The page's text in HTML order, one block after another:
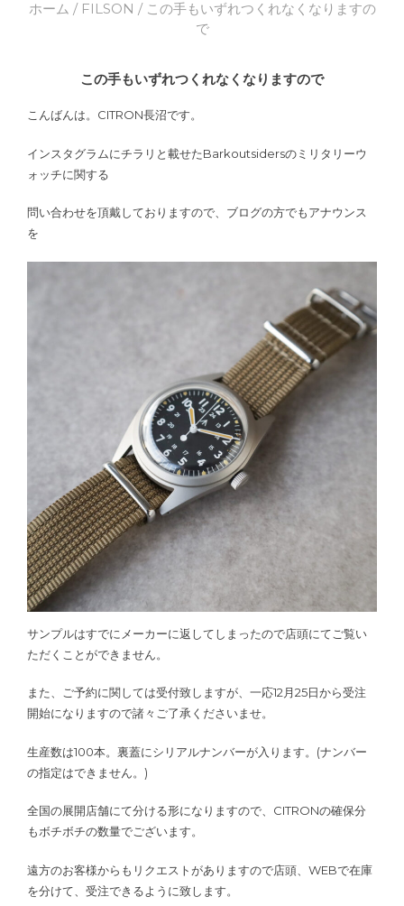
ホーム / FILSON / この手もいずれつくれなくなりますの
で
この手もいずれつくれなくなりますので
こんばんは。CITRON長沼です。
インスタグラムにチラリと載せたBarkoutsidersのミリタリーウ
ォッチに関する
問い合わせを頂戴しておりますので、ブログの方でもアナウンス
を
サンプルはすでにメーカーに返してしまったので店頭にてご覧い
ただくことができません。
また、ご予約に関しては受付致しますが、一応12月25日から受注
開始になりますので諸々ご了承くださいませ。
生産数は100本。裏蓋にシリアルナンバーが入ります。(ナンバー
の指定はできません。)
全国の展開店舗にて分ける形になりますので、CITRONの確保分
もボチボチの数量でございます。
遠方のお客様からもリクエストがありますので店頭、WEBで在庫
を分けて、受注できるように致します。